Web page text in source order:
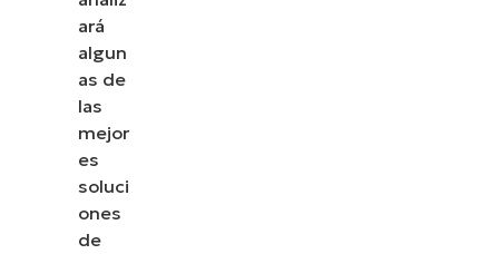
ará
algun
as de
las
mejor
es
soluci
ones
de